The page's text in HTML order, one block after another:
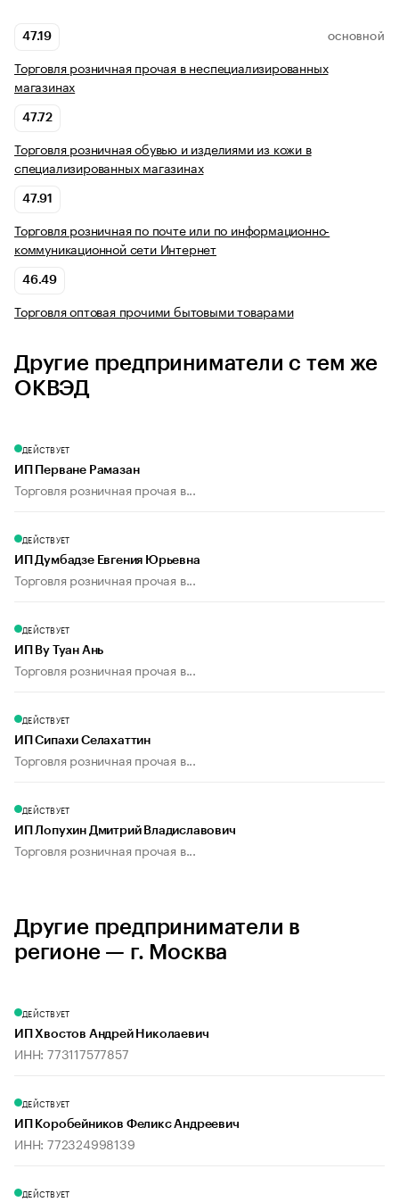
47.19 ОСНОВНОЙ
Торговля розничная прочая в неспециализированных
магазинах
47.72
Торговля розничная обувью и изделиями из кожи в
специализированных магазинах
47.91
Торговля розничная по почте или по информационно-
коммуникационной сети Интернет
46.49
Торговля оптовая прочими бытовыми товарами
Другие предприниматели с тем же
ОКВЭД
ДЕЙСТВУЕТ
ИП Перване Рамазан
Торговля розничная прочая в...
ДЕЙСТВУЕТ
ИП Думбадзе Евгения Юрьевна
Торговля розничная прочая в...
ДЕЙСТВУЕТ
ИП Ву Туан Ань
Торговля розничная прочая в...
ДЕЙСТВУЕТ
ИП Сипахи Селахаттин
Торговля розничная прочая в...
ДЕЙСТВУЕТ
ИП Лопухин Дмитрий Владиславович
Торговля розничная прочая в...
Другие предприниматели в
регионе — г. Москва
ДЕЙСТВУЕТ
ИП Хвостов Андрей Николаевич
ИНН: 773117577857
ДЕЙСТВУЕТ
ИП Коробейников Феликс Андреевич
ИНН: 772324998139
ДЕЙСТВУЕТ